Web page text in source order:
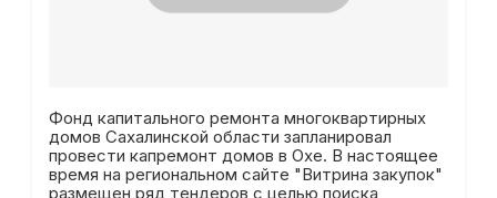
Фонд капитального ремонта многоквартирных
домов Сахалинской области запланировал
провести капремонт домов в Охе. В настоящее
время на региональном сайте "Витрина закупок"
размещен ряд тендеров с целью поиска